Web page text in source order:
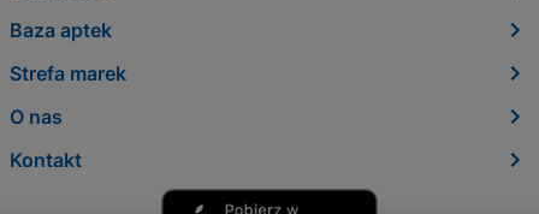
Baza aptek
Strefa marek
O nas
Kontakt